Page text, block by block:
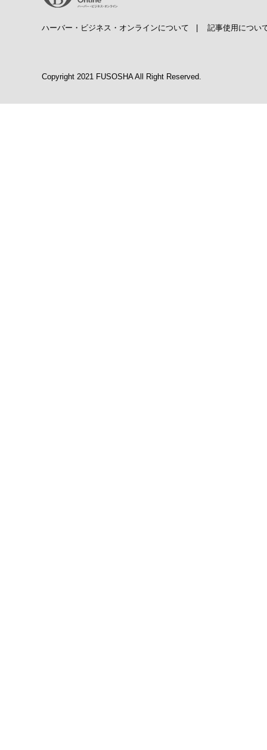
ハーバー・ビジネス・オンラインについて 記事使用につい
Copyright 2021 FUSOSHA All Right Reserved.